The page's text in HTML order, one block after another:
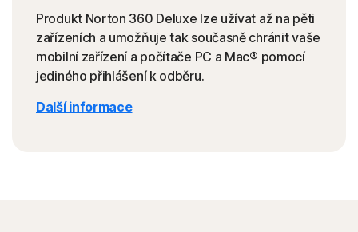
Produkt Norton 360 Deluxe lze užívat až na pěti
zařízeních a umožňuje tak současně chránit vaše
mobilní zařízení a počítače PC a Mac® pomocí
jediného přihlášení k odběru.
Další informace